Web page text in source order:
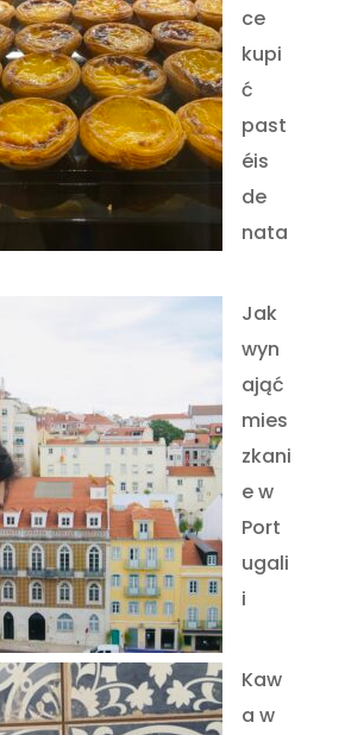
ce
kupi
ć
past
éis
de
nata
Jak
wyn
ająć
mies
zkani
e w
Port
ugali
i
Kaw
a w